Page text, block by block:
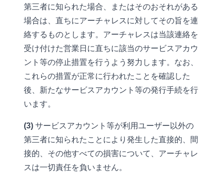
第三者に知られた場合、またはそのおそれがある
場合は、直ちにアーチャレスに対してその旨を連
絡するものとします。アーチャレスは当該連絡を
受け付けた営業日に直ちに該当のサービスアカウ
ント等の停止措置を行うよう努力します。なお、
これらの措置が正常に行われたことを確認した
後、新たなサービスアカウント等の発行手続を行
います。
(3) サービスアカウント等が利用ユーザー以外の
第三者に知られたことにより発生した直接的、間
接的、その他すべての損害について、アーチャレ
スは一切責任を負いません。